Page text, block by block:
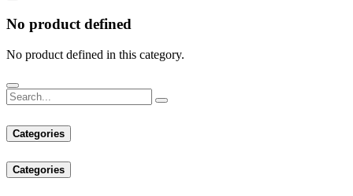
No product defined
No product defined in this category.
Categories
Categories